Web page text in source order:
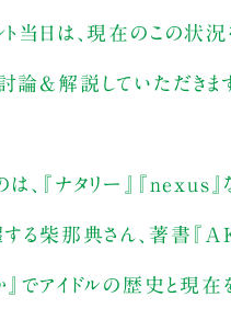
当日は、現在のこの状況
論&解説していただきます
、『ナタリー』『nexus』
する柴那典さん、著書『
』でアイドルの歴史と現在